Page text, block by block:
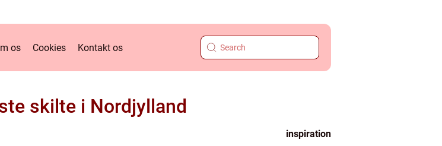
os Cookies Kontakt os
skilte i Nordjylland
inspiration